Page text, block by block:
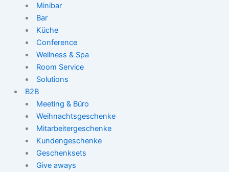
Minibar
Bar
Küche
Conference
Wellness & Spa
Room Service
Solutions
B2B
Meeting & Büro
Weihnachtsgeschenke
Mitarbeitergeschenke
Kundengeschenke
Geschenksets
Give aways